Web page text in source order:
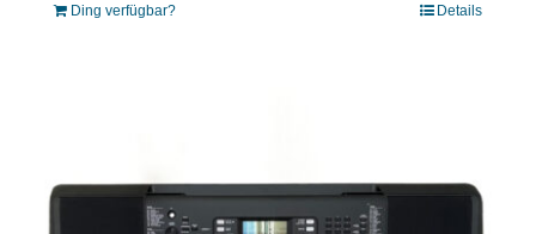
Ding verfügbar? Details